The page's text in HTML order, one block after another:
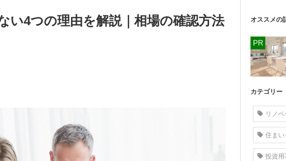
い4つの理由を解説｜相場の確認方法
オススメの
カテゴリー
リノ
住まい
投資用